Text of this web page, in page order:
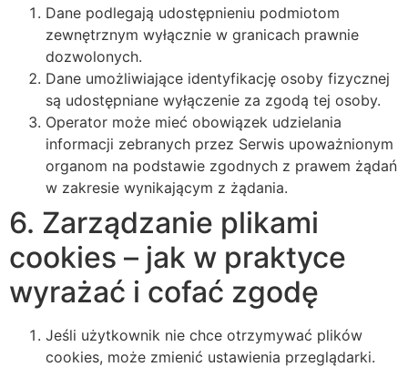
Dane podlegają udostępnieniu podmiotom
zewnętrznym wyłącznie w granicach prawnie
dozwolonych.
Dane umożliwiające identyfikację osoby fizycznej
są udostępniane wyłączenie za zgodą tej osoby.
Operator może mieć obowiązek udzielania
informacji zebranych przez Serwis upoważnionym
organom na podstawie zgodnych z prawem żądań
w zakresie wynikającym z żądania.
6. Zarządzanie plikami
cookies – jak w praktyce
wyrażać i cofać zgodę
Jeśli użytkownik nie chce otrzymywać plików
cookies, może zmienić ustawienia przeglądarki.